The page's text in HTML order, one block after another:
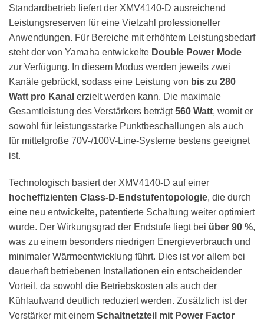
Standardbetrieb liefert der XMV4140-D ausreichend
Leistungsreserven für eine Vielzahl professioneller
Anwendungen. Für Bereiche mit erhöhtem Leistungsbedarf
steht der von Yamaha entwickelte Double Power Mode
zur Verfügung. In diesem Modus werden jeweils zwei
Kanäle gebrückt, sodass eine Leistung von bis zu 280
Watt pro Kanal erzielt werden kann. Die maximale
Gesamtleistung des Verstärkers beträgt560 Watt, womit er
sowohl für leistungsstarke Punktbeschallungen als auch
für mittelgroße 70V-/100V-Line-Systeme bestens geeignet
ist.
Technologisch basiert der XMV4140-D auf einer
hocheffizienten Class-D-Endstufentopologie, die durch
eine neu entwickelte, patentierte Schaltung weiter optimiert
wurde. Der Wirkungsgrad der Endstufe liegt bei über 90 %,
was zu einem besonders niedrigen Energieverbrauch und
minimaler Wärmeentwicklung führt. Dies ist vor allem bei
dauerhaft betriebenen Installationen ein entscheidender
Vorteil, da sowohl die Betriebskosten als auch der
Kühlaufwand deutlich reduziert werden. Zusätzlich ist der
Verstärker mit einem Schaltnetzteil mit Power Factor